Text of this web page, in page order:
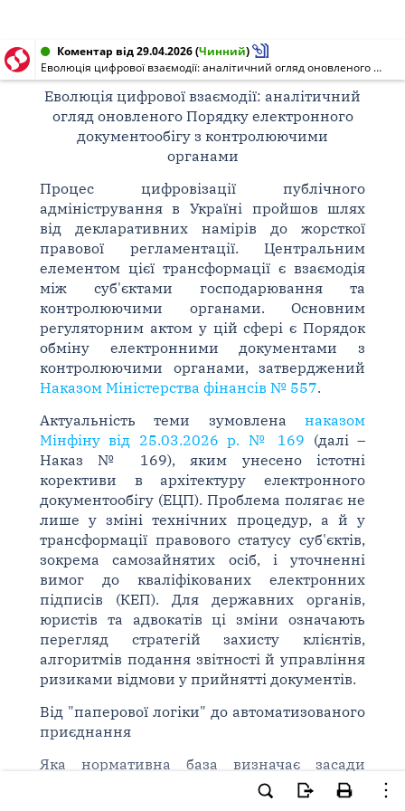
Коментар від 29.04.2026(Чинний)
Еволюція цифрової взаємодії: аналітичний огляд оновленого Порядку електронного документообігу з контролюючими органами
Еволюція цифрової взаємодії: аналітичний
огляд оновленого Порядку електронного
документообігу з контролюючими
органами
Процес цифровізації публічного
адміністрування в Україні пройшов шлях
від декларативних намірів до жорсткої
правової регламентації. Центральним
елементом цієї трансформації є взаємодія
між суб'єктами господарювання та
контролюючими органами. Основним
регуляторним актом у цій сфері є Порядок
обміну електронними документами з
контролюючими органами, затверджений
Наказом Міністерства фінансів № 557.
Актуальність теми зумовленанаказом
Мінфіну від 25.03.2026 р. № 169 (далі –
Наказ № 169), яким унесено істотні
корективи в архітектуру електронного
документообігу (ЕЦП). Проблема полягає не
лише у зміні технічних процедур, а й у
трансформації правового статусу суб'єктів,
зокрема самозайнятих осіб, і уточненні
вимог до кваліфікованих електронних
підписів (КЕП). Для державних органів,
юристів та адвокатів ці зміни означають
перегляд стратегій захисту клієнтів,
алгоритмів подання звітності й управління
ризиками відмови у прийнятті документів.
Від "паперової логіки" до автоматизованого
приєднання
Яка нормативна база визначає засади
сучасного електронного документообігу з